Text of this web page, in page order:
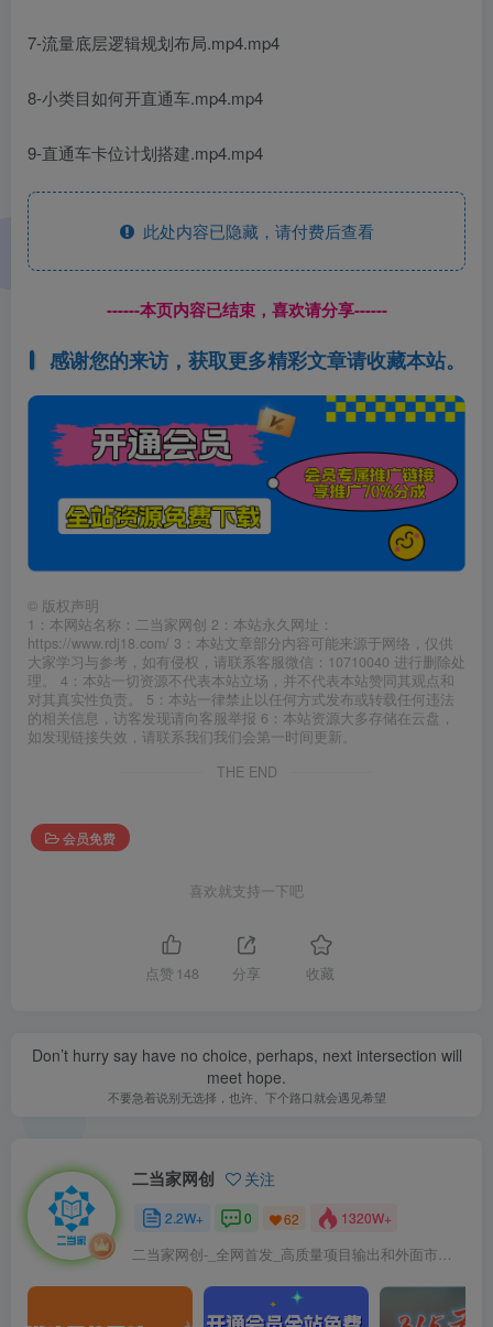
7-流量底层逻辑规划布局.mp4.mp4
8-小类目如何开直通车.mp4.mp4
9-直通车卡位计划搭建.mp4.mp4
此处内容已隐藏，请付费后查看
------本页内容已结束，喜欢请分享------
感谢您的来访，获取更多精彩文章请收藏本站。
© 版权声明
1：本网站名称：二当家网创 2：本站永久网址：
https://www.rdj18.com/ 3：本站文章部分内容可能来源于网络，仅供
大家学习与参考，如有侵权，请联系客服微信：10710040 进行删除处
理。 4：本站一切资源不代表本站立场，并不代表本站赞同其观点和
对其真实性负责。 5：本站一律禁止以任何方式发布或转载任何违法
的相关信息，访客发现请向客服举报 6：本站资源大多存储在云盘，
如发现链接失效，请联系我们我们会第一时间更新。
THE END
会员免费
喜欢就支持一下吧
点赞 148 分享 收藏
Don’t hurry say have no choice, perhaps, next intersection will
meet hope.
不要急着说别无选择，也许、下个路口就会遇见希望
二当家网创 关注
2.2W+ 0 62 1320W+
二当家网创-_全网首发_高质量项目输出和外面市场高价课程一模一样